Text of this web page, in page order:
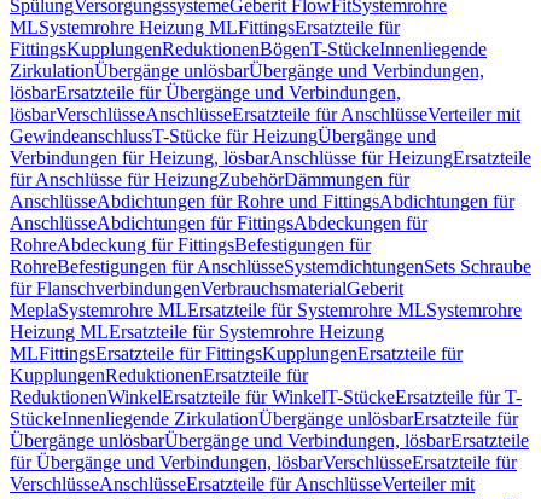
SpülungVersorgungssystemeGeberit FlowFitSystemrohre
MLSystemrohre Heizung MLFittingsErsatzteile für
FittingsKupplungenReduktionenBögenT-StückeInnenliegende
ZirkulationÜbergänge unlösbarÜbergänge und Verbindungen,
lösbarErsatzteile für Übergänge und Verbindungen,
lösbarVerschlüsseAnschlüsseErsatzteile für AnschlüsseVerteiler mit
GewindeanschlussT-Stücke für HeizungÜbergänge und
Verbindungen für Heizung, lösbarAnschlüsse für HeizungErsatzteile
für Anschlüsse für HeizungZubehörDämmungen für
AnschlüsseAbdichtungen für Rohre und FittingsAbdichtungen für
AnschlüsseAbdichtungen für FittingsAbdeckungen für
RohreAbdeckung für FittingsBefestigungen für
RohreBefestigungen für AnschlüsseSystemdichtungenSets Schraube
für FlanschverbindungenVerbrauchsmaterialGeberit
MeplaSystemrohre MLErsatzteile für Systemrohre MLSystemrohre
Heizung MLErsatzteile für Systemrohre Heizung
MLFittingsErsatzteile für FittingsKupplungenErsatzteile für
KupplungenReduktionenErsatzteile für
ReduktionenWinkelErsatzteile für WinkelT-StückeErsatzteile für T-
StückeInnenliegende ZirkulationÜbergänge unlösbarErsatzteile für
Übergänge unlösbarÜbergänge und Verbindungen, lösbarErsatzteile
für Übergänge und Verbindungen, lösbarVerschlüsseErsatzteile für
VerschlüsseAnschlüsseErsatzteile für AnschlüsseVerteiler mit